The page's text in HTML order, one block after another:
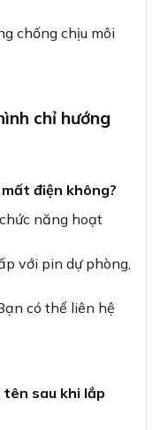
chống chịu môi
chỉ hướng
điện không?
năng hoạt
với pin dự phòng,
có thể liên hệ
tên sau khi lắp